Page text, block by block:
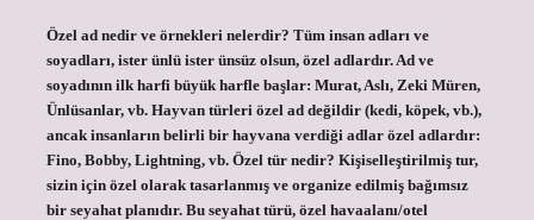
Özel ad nedir ve örnekleri nelerdir? Tüm insan adları ve
soyadları, ister ünlü ister ünsüz olsun, özel adlardır. Ad ve
soyadının ilk harfi büyük harfle başlar: Murat, Aslı, Zeki Müren,
Ünlüsanlar, vb. Hayvan türleri özel ad değildir (kedi, köpek, vb.),
ancak insanların belirli bir hayvana verdiği adlar özel adlardır:
Fino, Bobby, Lightning, vb. Özel tür nedir? Kişiselleştirilmiş tur,
sizin için özel olarak tasarlanmış ve organize edilmiş bağımsız
bir seyahat planıdır. Bu seyahat türü, özel havaalanı/otel